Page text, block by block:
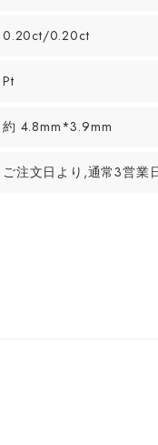
0.20ct/0.20ct
Pt
約 4.8mm*3.9mm
ご注文日より,通常3営業